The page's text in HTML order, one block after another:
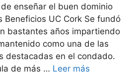
enseñar el buen dominio
Beneficios UC Cork Se fundó
bastantes años impartiendo
como una de las
destacadas en el condado.
de más … Leer más